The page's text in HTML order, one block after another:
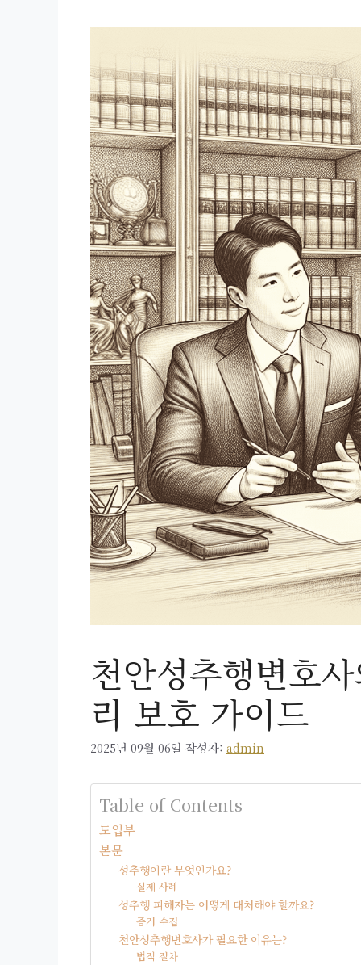
천안성추행변호
리 보호 가이드
2025년 09월 06일 작성자: admin
Table of Contents
도입부
본문
성추행이란 무엇인가요?
실제 사례
성추행 피해자는 어떻게 대처해야 할까요?
증거 수집
천안성추행변호사가 필요한 이유는?
법적 절차